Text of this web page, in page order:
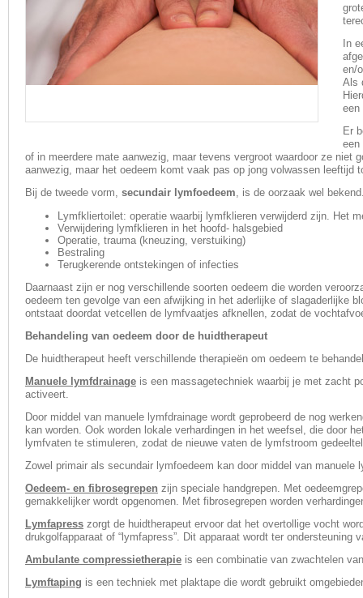
In
en/
Als
een
Er
een
of in meerdere mate aanwezig, maar tevens vergroot waardoor ze
aanwezig, maar het oedeem komt vaak pas op jong volwassen leeftijd
Bij de tweede vorm, secundair lymfoedeem, is de oorzaak wel
Lymfkliertoilet: operatie waarbij lymfklieren verwijderd zijn. Het
Verwijdering lymfklieren in het hoofd- halsgebied
Operatie, trauma (kneuzing, verstuiking)
Bestraling
Terugkerende ontstekingen of infecties
Daarnaast zijn er nog ver­schillende soorten oedeem die worden
oedeem ten gevolge van een afwijking in het aderlijke of slagaderlijke
ontstaat doordat vetcellen de lymfvaat­jes afknellen, zodat de
Behandeling van oedeem door de huidtherapeut
De huidtherapeut heeft verschillende therapieën om oedeem te
Manuele lymfdrainage is een massagetechniek waarbij je met zacht
activeert.
Door middel van manuele lymfdrainage wordt geprobeerd de nog
kan worden. Ook worden lokale verhardingen in het weefsel, die door
lymfvaten te stimuleren, zodat de nieuwe vaten de lymfstroom
Zowel primair als secundair lymfoedeem kan door middel van manuele
Oedeem- en fibrosegrepen zijn speciale handgrepen. Met
gemakkelijker wordt opgenomen. Met fibrosegrepen worden
Lymfapress zorgt de huidtherapeut ervoor dat het overtollige vocht
drukgolfapparaat of “lymfapress”. Dit apparaat wordt ter ondersteuning
Ambulante compressietherapie is een combinatie van zwachtelen
Lymftaping is een techniek met plaktape die wordt gebruikt om